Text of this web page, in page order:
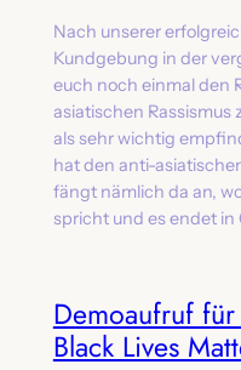
Nach unserer
Kundgebung in der
euch noch einmal den
asiatischen Rassismus
als sehr wichtig
hat den anti-
fängt nämlich da an,
spricht und es endet in
Demoaufruf
Black Lives